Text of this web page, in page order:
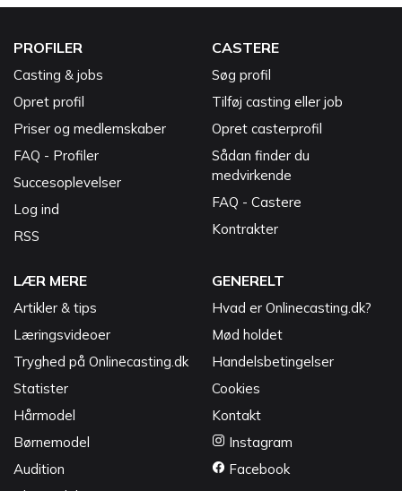
PROFILER
Casting & jobs
Opret profil
Priser og medlemskaber
FAQ - Profiler
Succesoplevelser
Log ind
RSS
CASTERE
Søg profil
Tilføj casting eller job
Opret casterprofil
Sådan finder du
medvirkende
FAQ - Castere
Kontrakter
LÆR MERE
Artikler & tips
Læringsvideoer
Tryghed på Onlinecasting.dk
Statister
Hårmodel
Børnemodel
Audition
GENERELT
Hvad er Onlinecasting.dk?
Mød holdet
Handelsbetingelser
Cookies
Kontakt
Instagram
Facebook